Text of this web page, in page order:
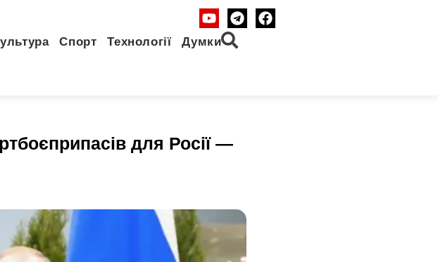
Спорт Технології Думки
для Росії —